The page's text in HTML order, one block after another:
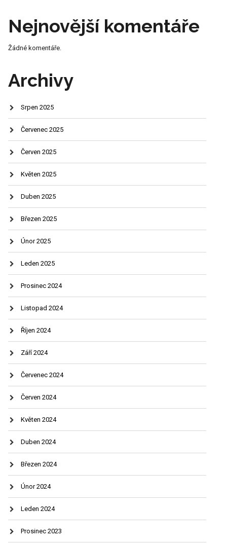
Nejnovější komentáře
Žádné komentáře.
Archivy
Srpen 2025
Červenec 2025
Červen 2025
Květen 2025
Duben 2025
Březen 2025
Únor 2025
Leden 2025
Prosinec 2024
Listopad 2024
Říjen 2024
Září 2024
Červenec 2024
Červen 2024
Květen 2024
Duben 2024
Březen 2024
Únor 2024
Leden 2024
Prosinec 2023